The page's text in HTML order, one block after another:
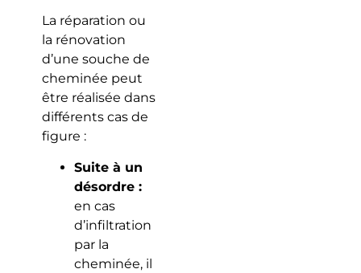
La réparation ou
la rénovation
d’une souche de
cheminée peut
être réalisée dans
différents cas de
figure :
Suite à un
désordre :
en cas
d’infiltration
par la
cheminée, il